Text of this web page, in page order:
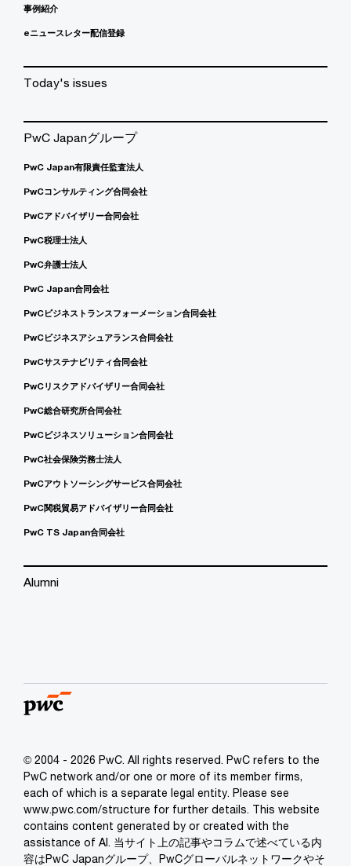
事例紹介
eニュースレター配信登録
Today's issues
PwC Japanグループ
PwC Japan有限責任監査法人
PwCコンサルティング合同会社
PwCアドバイザリー合同会社
PwC税理士法人
PwC弁護士法人
PwC Japan合同会社
PwCビジネストランスフォーメーション合同会社
PwCビジネスアシュアランス合同会社
PwCサステナビリティ合同会社
PwCリスクアドバイザリー合同会社
PwC総合研究所合同会社
PwCビジネスソリューション合同会社
PwC社会保険労務士法人
PwCアウトソーシングサービス合同会社
PwC関税貿易アドバイザリー合同会社
PwC TS Japan合同会社
Alumni
© 2004 - 2026 PwC. All rights reserved. PwC refers to the
PwC network and/or one or more of its member firms,
each of which is a separate legal entity. Please see
www.pwc.com/structure for further details. This website
contains content generated by or created with the
assistance of AI. 当サイト上の記事やコラムで述べている内
容はPwC Japanグループ、PwCグローバルネットワークやそ